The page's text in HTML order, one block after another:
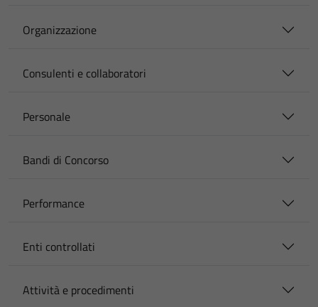
Organizzazione
Consulenti e collaboratori
Personale
Bandi di Concorso
Performance
Enti controllati
Attività e procedimenti